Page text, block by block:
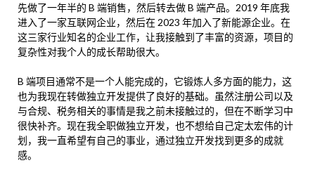
先做了一年半的 B 端销售，然后转去做 B 端产品。2019 年底我
进入了一家互联网企业，然后在 2023 年加入了新能源企业。在
这三家行业知名的企业工作，让我接触到了丰富的资源，项目的
复杂性对我个人的成长帮助很大。
B 端项目通常不是一个人能完成的，它锻炼人多方面的能力，这
也为我现在转做独立开发提供了良好的基础。虽然注册公司以及
与合规、税务相关的事情是我之前未接触过的，但在不断学习中
很快补齐。现在我全职做独立开发，也不想给自己定太宏伟的计
划，我一直希望有自己的事业，通过独立开发找到更多的成就
感。